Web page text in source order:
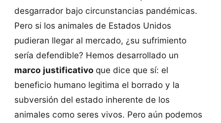
desgarrador bajo circunstancias pandémicas.
Pero si los animales de Estados Unidos
pudieran llegar al mercado, ¿su sufrimiento
sería defendible? Hemos desarrollado un
marco justificativo que dice que sí: el
beneficio humano legitima el borrado y la
subversión del estado inherente de los
animales como seres vivos. Pero aún podemos